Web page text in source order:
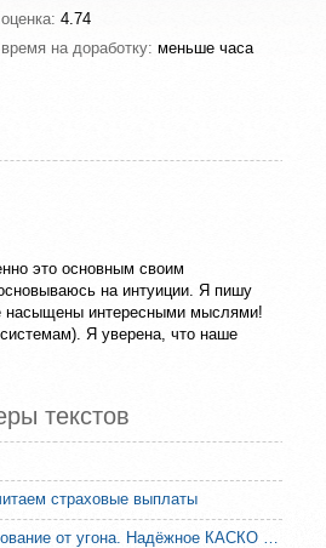
4.74
на доработку: меньше часа
это основным своим
на интуиции. Я пишу
насыщены интересными мыслями!
Я уверена, что наше
текстов
страховые выплаты
Страхование от угона. Надёжное КАСКО на все случаи жизни.